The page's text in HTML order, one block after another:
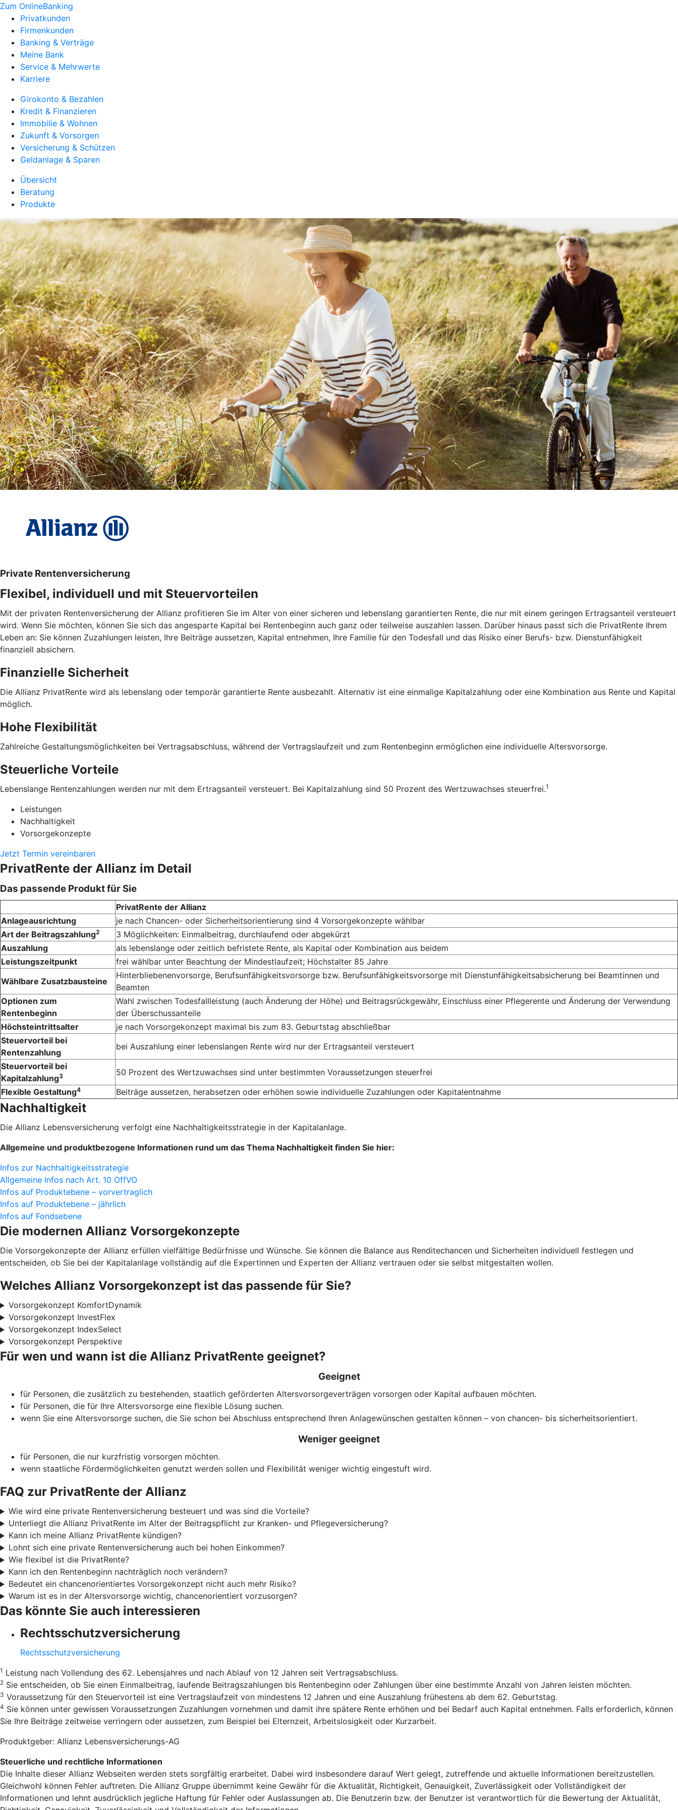
Zum OnlineBanking
Privatkunden
Firmenkunden
Banking & Verträge
Meine Bank
Service & Mehrwerte
Karriere
Girokonto & Bezahlen
Kredit & Finanzieren
Immobilie & Wohnen
Zukunft & Vorsorgen
Versicherung & Schützen
Geldanlage & Sparen
Übersicht
Beratung
Produkte
Private Rentenversicherung
Flexibel, individuell und mit Steuervorteilen
Mit der privaten Rentenversicherung der Allianz profitieren Sie im Alter von einer sicheren und lebenslang garantierten Rente, die nur mit einem geringen Ertragsanteil versteuert
wird. Wenn Sie möchten, können Sie sich das angesparte Kapital bei Rentenbeginn auch ganz oder teilweise auszahlen lassen. Darüber hinaus passt sich die PrivatRente Ihrem
Leben an: Sie können Zuzahlungen leisten, Ihre Beiträge aussetzen, Kapital entnehmen, Ihre Familie für den Todesfall und das Risiko einer Berufs- bzw. Dienstunfähigkeit
finanziell absichern.
Finanzielle Sicherheit
Die Allianz PrivatRente wird als lebens­lang oder temporär garantierte Rente ausbezahlt. Alternativ ist eine einmalige Kapital­zahlung oder eine Kombination aus Rente und Kapital
möglich.
Hohe Flexibilität
Zahlreiche Gestaltungs­möglichkeiten bei Vertrags­abschluss, während der Vertrags­laufzeit und zum Renten­beginn ermöglichen eine individuelle Alters­vorsorge.
Steuerliche Vorteile
Lebens­lange Renten­zahlungen werden nur mit dem Ertrags­anteil versteuert. Bei Kapital­zahlung sind 50 Prozent des Wert­zuwachses steuerfrei.1
Leistungen
Nachhaltigkeit
Vorsorgekonzepte
Jetzt Termin vereinbaren
PrivatRente der Allianz im Detail
Das passende Produkt für Sie
PrivatRente der Allianz
Anlageausrichtung
je nach Chancen- oder Sicherheitsorientierung sind 4 Vorsorge­konzepte wählbar
Art der Beitragszahlung2
3 Möglichkeiten: Einmalbeitrag, durchlaufend oder abgekürzt
Auszahlung
als lebenslange oder zeitlich befristete Rente, als Kapital oder Kombination aus beidem
Leistungszeitpunkt
frei wählbar unter Beachtung der Mindest­laufzeit; Höchst­alter 85 Jahre
Wählbare Zusatzbausteine
Hinter­bliebenen­vorsorge, Berufsunfähigkeitsvorsorge bzw. Berufs­unfähigkeits­vorsorge mit Dienst­unfähigkeits­absicherung bei Beamtinnen und
Beamten
Optionen zum
Rentenbeginn
Wahl zwischen Todesfallleistung (auch Änderung der Höhe) und Beitragsrückgewähr, Einschluss einer Pflegerente und Änderung der Verwendung
der Überschussanteile
Höchsteintrittsalter
je nach Vorsorge­konzept maximal bis zum 83. Geburts­tag abschließbar
Steuervorteil bei
Rentenzahlung
bei Auszahlung einer lebens­langen Rente wird nur der Ertrags­anteil versteuert
Steuervorteil bei
Kapitalzahlung3
50 Prozent des Wert­zuwachses sind unter bestimmten Voraus­setzungen steuerfrei
Flexible Gestaltung4 Beiträge aussetzen, herabsetzen oder erhöhen sowie individuelle Zuzahlungen oder Kapital­entnahme
Nachhaltigkeit
Die Allianz Lebensversicherung verfolgt eine Nachhaltigkeitsstrategie in der Kapitalanlage.
Allgemeine und produktbezogene Informationen rund um das Thema Nachhaltigkeit finden Sie hier:
Infos zur Nachhaltigkeitsstrategie
Allgemeine Infos nach Art. 10 OffVO
Infos auf Produktebene – vorvertraglich
Infos auf Produktebene – jährlich
Infos auf Fondsebene
Die modernen Allianz Vorsorge­konzepte
Die Vorsorgekonzepte der Allianz erfüllen vielfältige Bedürfnisse und Wünsche. Sie können die Balance aus Renditechancen und Sicherheiten individuell festlegen und
entscheiden, ob Sie bei der Kapitalanlage vollständig auf die Expertinnen und Experten der Allianz vertrauen oder sie selbst mitgestalten wollen.
Welches Allianz Vorsorgekonzept ist das passende für Sie?
Vorsorgekonzept KomfortDynamik
Vorsorgekonzept InvestFlex
Vorsorgekonzept IndexSelect
Vorsorgekonzept Perspektive
Für wen und wann ist die Allianz PrivatRente geeignet?
Geeignet
für Personen, die zusätzlich zu bestehenden, staatlich geförderten Alters­vorsorge­verträgen vorsorgen oder Kapital aufbauen möchten.
für Personen, die für Ihre Alters­vorsorge eine flexible Lösung suchen.
wenn Sie eine Alters­vorsorge suchen, die Sie schon bei Abschluss entsprechend Ihren Anlagewünschen gestalten können – von chancen- bis sicherheitsorientiert.
Weniger geeignet
für Personen, die nur kurzfristig vorsorgen möchten.
wenn staatliche Förder­möglich­keiten genutzt werden sollen und Flexibilität weniger wichtig eingestuft wird.
FAQ zur PrivatRente der Allianz
Wie wird eine private Rentenversicherung besteuert und was sind die Vorteile?
Unterliegt die Allianz PrivatRente im Alter der Beitragspflicht zur Kranken- und Pflegeversicherung?
Kann ich meine Allianz PrivatRente kündigen?
Lohnt sich eine private Rentenversicherung auch bei hohen Einkommen?
Wie flexibel ist die PrivatRente?
Kann ich den Rentenbeginn nachträglich noch verändern?
Bedeutet ein chancenorientiertes Vorsorgekonzept nicht auch mehr Risiko?
Warum ist es in der Altersvorsorge wichtig, chancenorientiert vorzusorgen?
Das könnte Sie auch interessieren
Rechtsschutzversicherung
Rechtsschutzversicherung
1 Leistung nach Vollendung des 62. Lebensjahres und nach Ablauf von 12 Jahren seit Vertragsabschluss.
2 Sie entscheiden, ob Sie einen Einmalbeitrag, laufende Beitragszahlungen bis Rentenbeginn oder Zahlungen über eine bestimmte Anzahl von Jahren leisten möchten.
3 Voraussetzung für den Steuervorteil ist eine Vertragslaufzeit von mindestens 12 Jahren und eine Auszahlung frühestens ab dem 62. Geburtstag.
4 Sie können unter gewissen Voraussetzungen Zuzahlungen vornehmen und damit ihre spätere Rente erhöhen und bei Bedarf auch Kapital entnehmen. Falls erforderlich, können
Sie Ihre Beiträge zeitweise verringern oder aussetzen, zum Beispiel bei Elternzeit, Arbeitslosigkeit oder Kurzarbeit.
Produktgeber: Allianz Lebensversicherungs-AG
Steuerliche und rechtliche Informationen
Die Inhalte dieser Allianz Webseiten werden stets sorgfältig erarbeitet. Dabei wird insbesondere darauf Wert gelegt, zutreffende und aktuelle Informationen bereitzustellen.
Gleichwohl können Fehler auftreten. Die Allianz Gruppe übernimmt keine Gewähr für die Aktualität, Richtigkeit, Genauigkeit, Zuverlässigkeit oder Vollständigkeit der
Informationen und lehnt ausdrücklich jegliche Haftung für Fehler oder Auslassungen ab. Die Benutzerin bzw. der Benutzer ist verantwortlich für die Bewertung der Aktualität,